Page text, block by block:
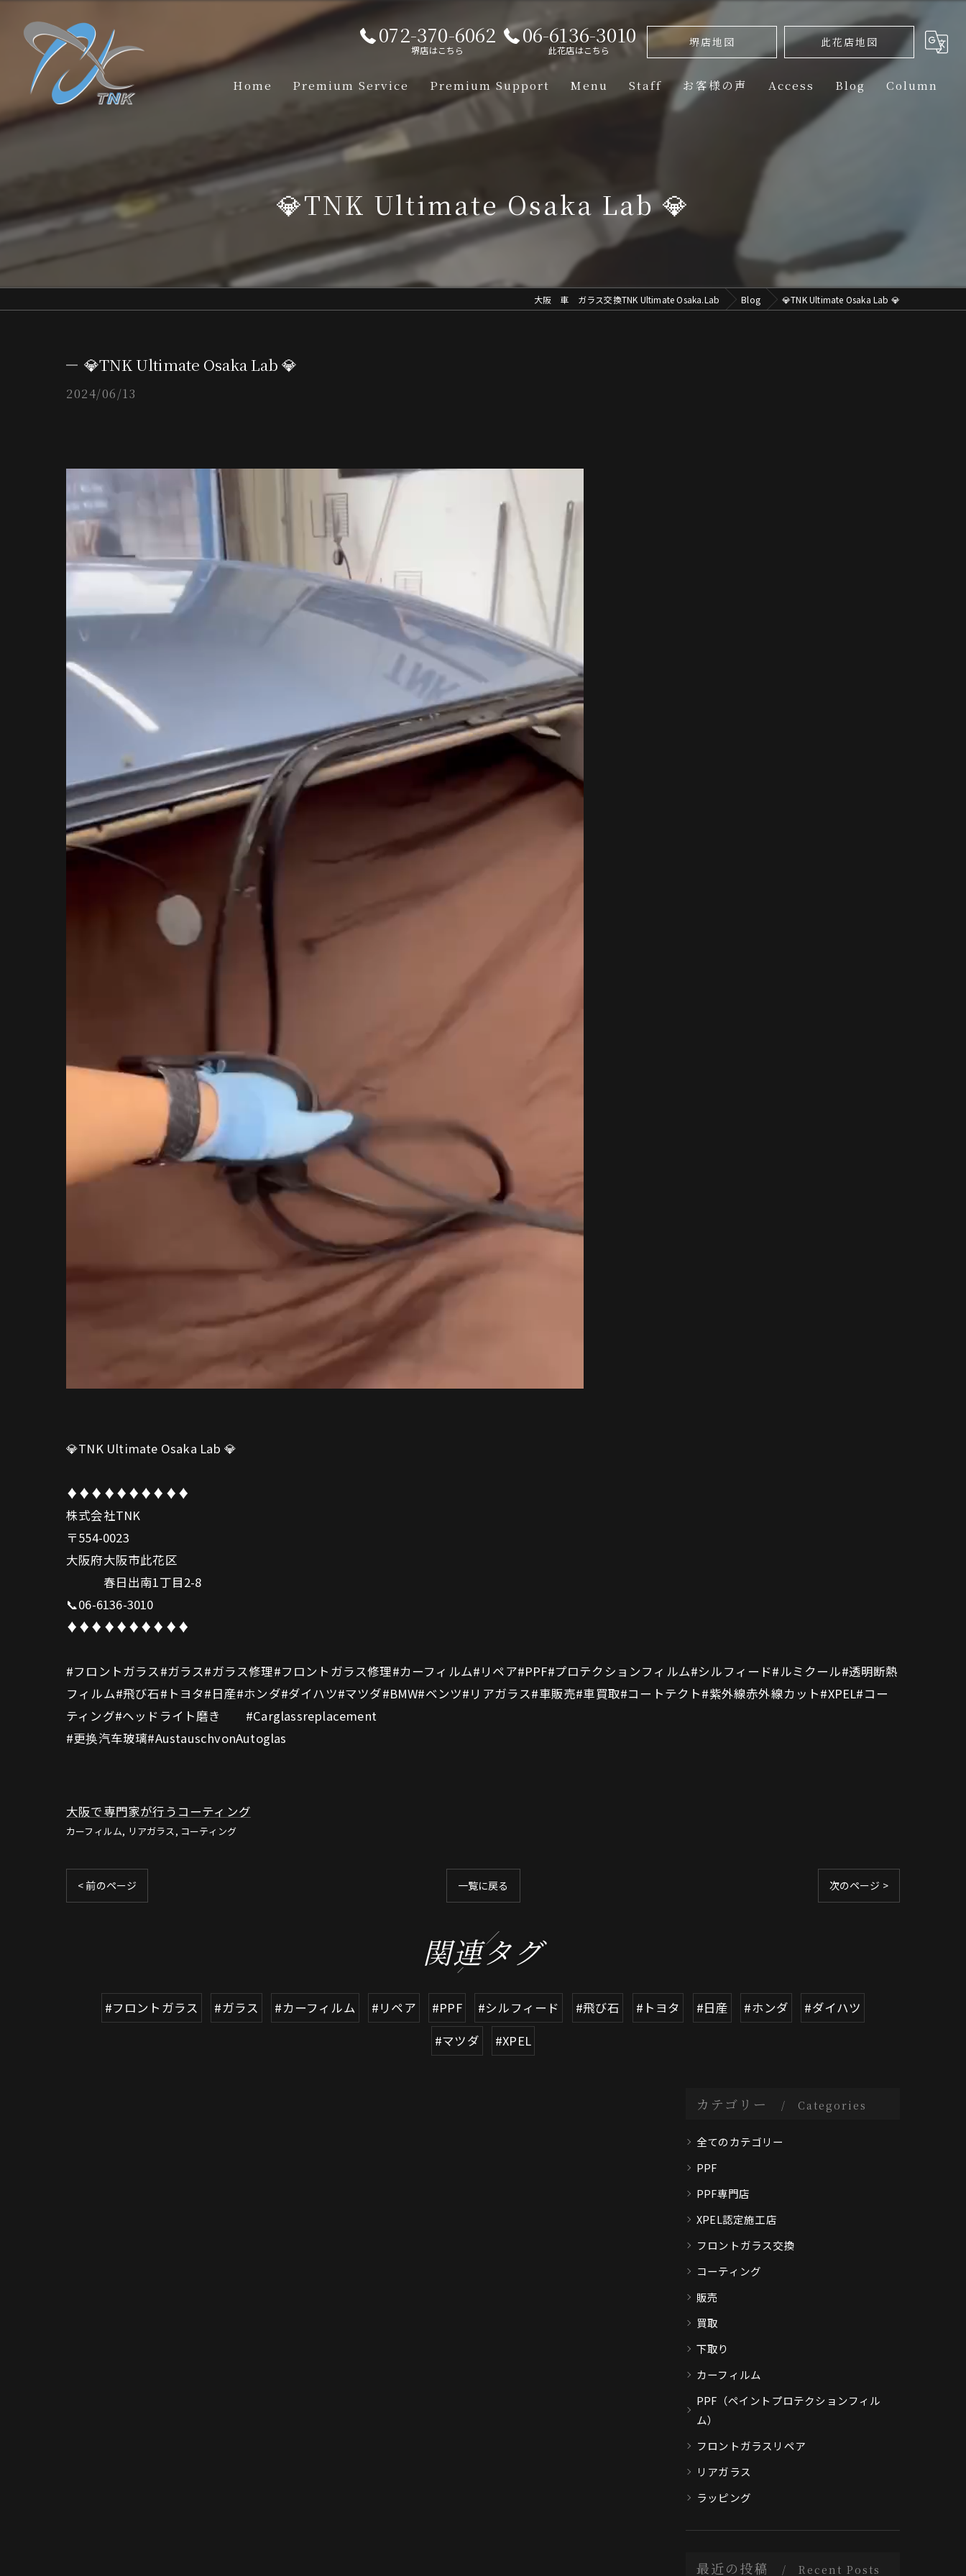
072-370-6062
堺店はこちら
06-6136-3010
此花店はこちら
堺店地図 此花店地図
Home Premium Service Premium Support Menu
【Lamborghini】PPF（PAINT PROTECTION FILM） 部位別ラインナップ
【Aston-Martin】PPF（PAINT PROTECTION FILM） 部位別ラインナップ
【Porsche】PPF（PAINT PROTECTION FILM） 部位別ラインナップ
【Ferrari】PPF（PAINT PROTECTION FILM） 部位別ラインナップ
【Mercedes-Benz】PPF（PAINT PROTECTION FILM） 部位別ラインナップ
Staff お客様の声 Access Blog Column
💎TNK Ultimate Osaka Lab 💎
大阪 車 ガラス交換TNK Ultimate Osaka.Lab Blog 💎TNK Ultimate Osaka Lab 💎
💎TNK Ultimate Osaka Lab 💎
2024/06/13
💎TNK Ultimate Osaka Lab 💎
♦️♦️♦️♦️♦️♦️♦️♦️♦️♦️
株式会社TNK
〒554-0023
大阪府大阪市此花区
春日出南1丁目2-8
📞06-6136-3010
♦️♦️♦️♦️♦️♦️♦️♦️♦️♦️
#フロントガラス#ガラス#ガラス修理#フロントガラス修理#カーフィルム#リペア#PPF#プロテクションフィルム#シルフィード#ルミクール#透明断熱
フィルム#飛び石#トヨタ#日産#ホンダ#ダイハツ#マツダ#BMW#ベンツ#リアガラス#車販売#車買取#コートテクト#紫外線赤外線カット#XPEL#コー
ティング#ヘッドライト磨き #Carglassreplacement
#更换汽车玻璃#AustauschvonAutoglas
大阪で専門家が行うコーティング
カーフィルム リアガラス コーティング
< 前のページ 一覧に戻る 次のページ >
関連タグ
#フロントガラス #ガラス #カーフィルム #リペア #PPF #シルフィード #飛び石 #トヨタ #日産 #ホンダ
#ダイハツ
#マツダ
#XPEL
カテゴリー Categories
全てのカテゴリー
PPF
PPF専門店
XPEL認定施工店
フロントガラス交換
コーティング
販売
買取
下取り
カーフィルム
PPF（ペイントプロテクションフィル
ム）
フロントガラスリペア
リアガラス
ラッピング
最近の投稿 Recent Posts